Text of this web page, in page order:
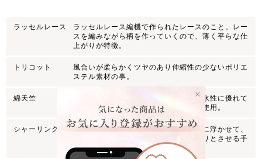
ラッセルレース
ラッセルレース編機で作られたレースのこと。レー
スを編みながら柄を作っていくので、薄く平らな仕
上がりが特徴。
トリコット
風合いが柔らかくツヤのあり伸縮性の少ないポリエ
ステル素材の事。
綿天竺
柔らかな綿素材。綿特有の保温性、吸水性に優れて
いる。カップの肌側や、マチの肌側に使用。
シャーリング
レースの柄と柄を繋ぐ糸を編みこまずに浮かせて、
カットすることで透け感や柄をすっきりとさせる手
法。